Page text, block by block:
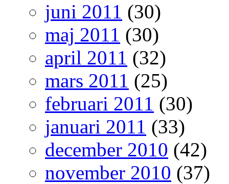
juni 2011 (30)
maj 2011 (30)
april 2011 (32)
mars 2011 (25)
februari 2011 (30)
januari 2011 (33)
december 2010 (42)
november 2010 (37)